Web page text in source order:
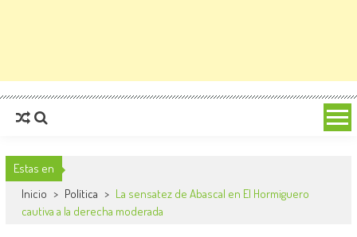
Estas en
Inicio > Política > La sensatez de Abascal en El Hormiguero
cautiva a la derecha moderada